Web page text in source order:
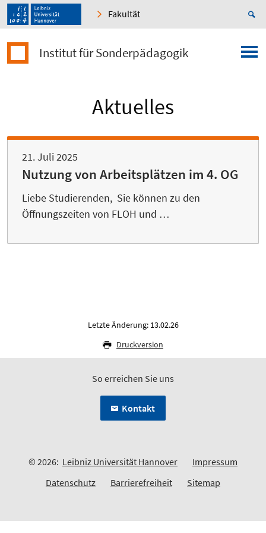
Fakultät
Institut für Sonderpädagogik
Aktuelles
21. Juli 2025
Nutzung von Arbeitsplätzen im 4. OG
Liebe Studierenden, Sie können zu den
Öffnungszeiten von FLOH und …
Letzte Änderung: 13.02.26
Druckversion
So erreichen Sie uns
Kontakt
© 2026: Leibniz Universität Hannover
Impressum
Datenschutz
Barrierefreiheit Sitemap